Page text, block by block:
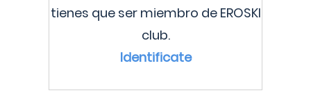
tienes que ser miembro de EROSKI
club.
Identificate